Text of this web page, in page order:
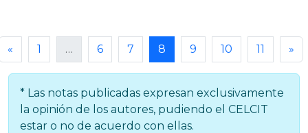
« 1 … 6 7 8 9 10 11 »
* Las notas publicadas expresan exclusivamente
la opinión de los autores, pudiendo el CELCIT
estar o no de acuerdo con ellas.